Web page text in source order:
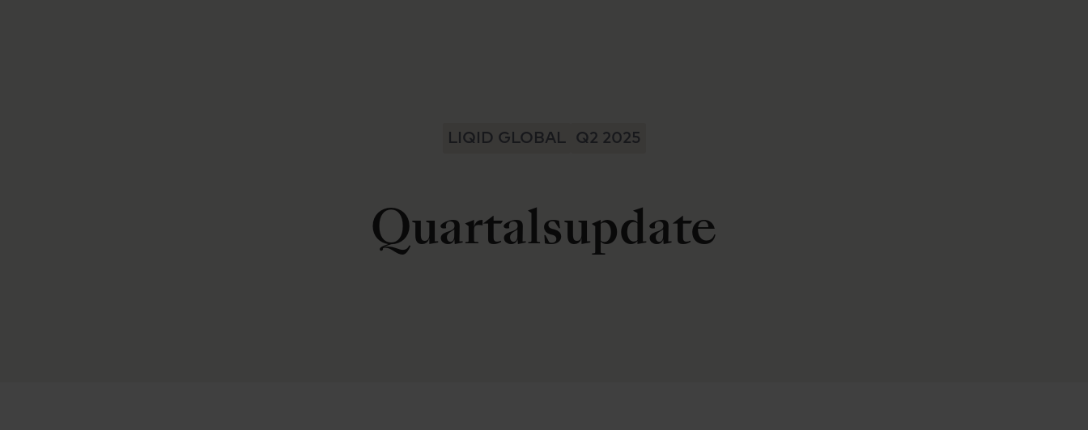
LIQID GLOBAL Q2 2025
Quartalsupdate